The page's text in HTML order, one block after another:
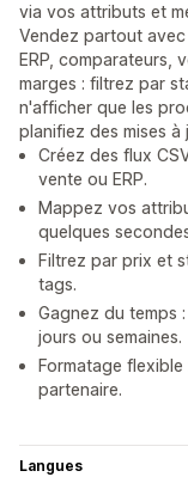
via vos attributs et
Vendez partout
ERP, comparateurs,
marges : filtrez par
n'afficher que les
planifiez des mises
Créez des flux
vente ou ERP.
Mappez vos
quelques
Filtrez par prix et
tags.
Gagnez du temps
jours ou semaines.
Formatage
partenaire.
Langues